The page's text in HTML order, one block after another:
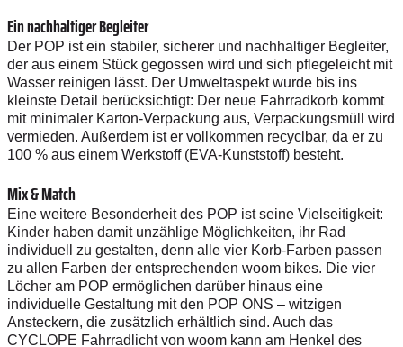
Ein nachhaltiger Begleiter
Der POP ist ein stabiler, sicherer und nachhaltiger Begleiter,
der aus einem Stück gegossen wird und sich pflegeleicht mit
Wasser reinigen lässt. Der Umweltaspekt wurde bis ins
kleinste Detail berücksichtigt: Der neue Fahrradkorb kommt
mit minimaler Karton-Verpackung aus, Verpackungsmüll wird
vermieden. Außerdem ist er vollkommen recyclbar, da er zu
100 % aus einem Werkstoff (EVA-Kunststoff) besteht.
Mix & Match
Eine weitere Besonderheit des POP ist seine Vielseitigkeit:
Kinder haben damit unzählige Möglichkeiten, ihr Rad
individuell zu gestalten, denn alle vier Korb-Farben passen
zu allen Farben der entsprechenden woom bikes. Die vier
Löcher am POP ermöglichen darüber hinaus eine
individuelle Gestaltung mit den POP ONS – witzigen
Ansteckern, die zusätzlich erhältlich sind. Auch das
CYCLOPE Fahrradlicht von woom kann am Henkel des